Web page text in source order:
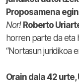
Proposamena
Nor! Roberto
horren parte da eta
“Nortasun juridikoa
Orain dala 42